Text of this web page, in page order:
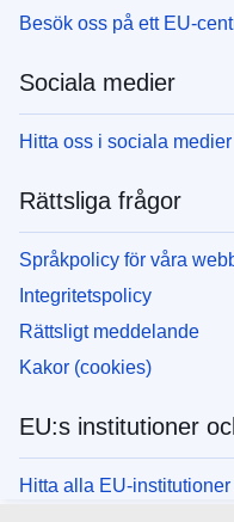
Besök oss på ett EU-
Sociala medier
Hitta oss i sociala medier
Rättsliga frågor
Språkpolicy för våra
Integritetspolicy
Rättsligt meddelande
Kakor (cookies)
EU:s institutioner
Hitta alla EU-